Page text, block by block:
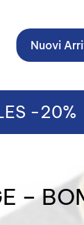
Nuovi
-20%
–